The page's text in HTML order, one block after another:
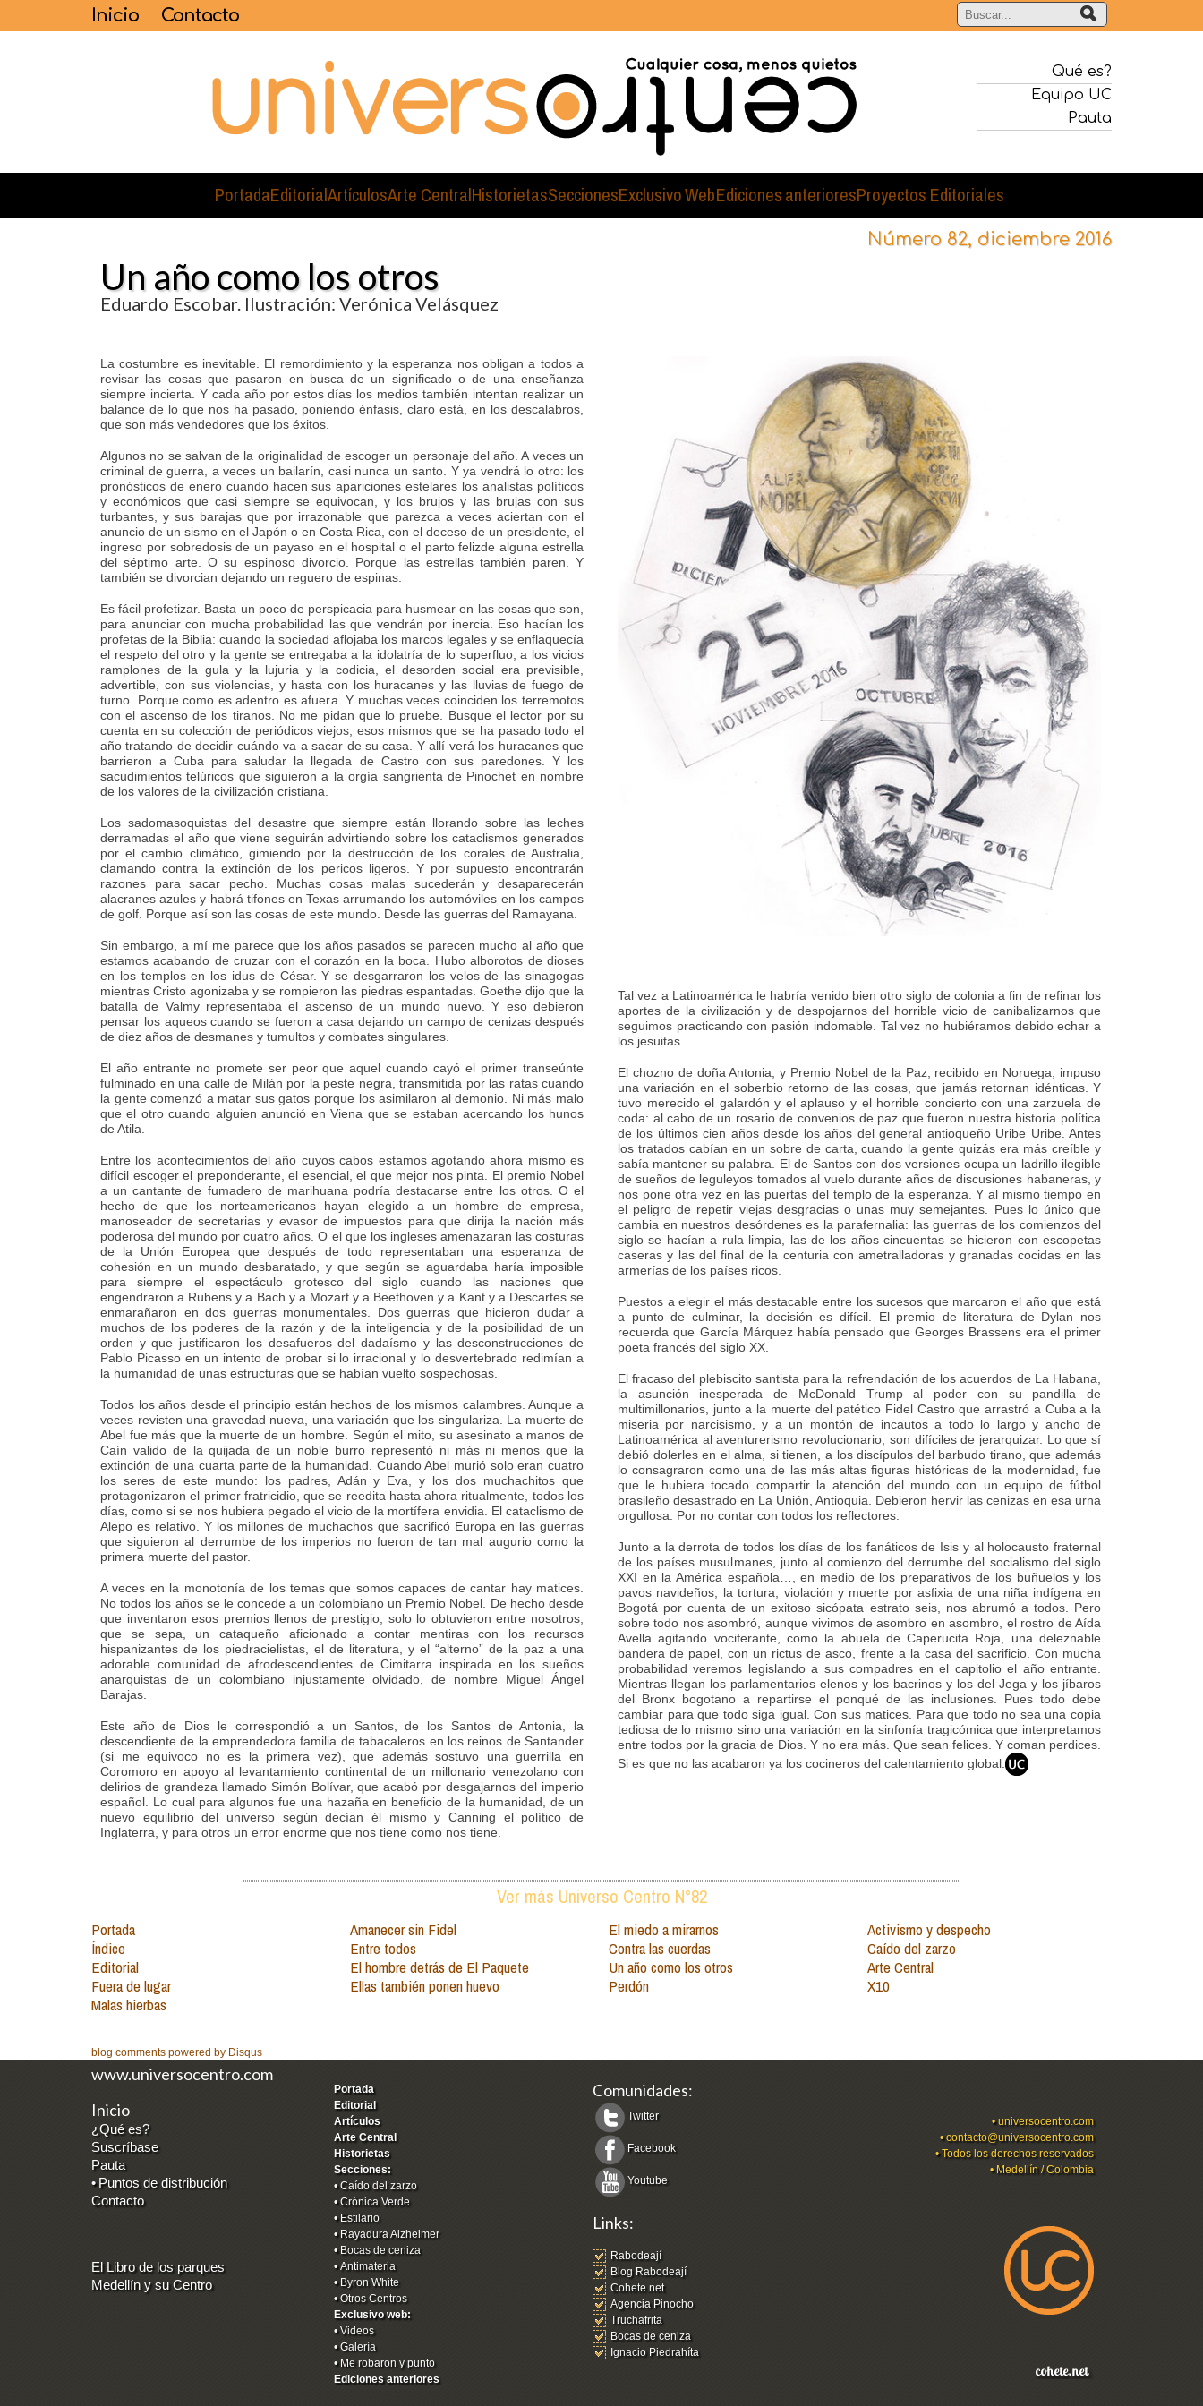
Inicio Contacto
Qué es?
Equipo UC
Pauta
PortadaEditorialArtículosArte CentralHistorietasSeccionesExclusivo WebEdiciones anterioresProyectos Editoriales
Número 82, diciembre 2016
Un año como los otros
Eduardo Escobar. Ilustración: Verónica Velásquez
La costumbre es inevitable. El remordimiento y la esperanza nos obligan a todos a
revisar las cosas que pasaron en busca de un significado o de una enseñanza
siempre incierta. Y cada año por estos días los medios también intentan realizar un
balance de lo que nos ha pasado, poniendo énfasis, claro está, en los descalabros,
que son más vendedores que los éxitos.
Algunos no se salvan de la originalidad de escoger un personaje del año. A veces un
criminal de guerra, a veces un bailarín, casi nunca un santo. Y ya vendrá lo otro: los
pronósticos de enero cuando hacen sus apariciones estelares los analistas políticos
y económicos que casi siempre se equivocan, y los brujos y las brujas con sus
turbantes, y sus barajas que por irrazonable que parezca a veces aciertan con el
anuncio de un sismo en el Japón o en Costa Rica, con el deceso de un presidente, el
ingreso por sobredosis de un payaso en el hospital o el parto felizde alguna estrella
del séptimo arte. O su espinoso divorcio. Porque las estrellas también paren. Y
también se divorcian dejando un reguero de espinas.
Es fácil profetizar. Basta un poco de perspicacia para husmear en las cosas que son,
para anunciar con mucha probabilidad las que vendrán por inercia. Eso hacían los
profetas de la Biblia: cuando la sociedad aflojaba los marcos legales y se enflaquecía
el respeto del otro y la gente se entregaba a la idolatría de lo superfluo, a los vicios
ramplones de la gula y la lujuria y la codicia, el desorden social era previsible,
advertible, con sus violencias, y hasta con los huracanes y las lluvias de fuego de
turno. Porque como es adentro es afuera. Y muchas veces coinciden los terremotos
con el ascenso de los tiranos. No me pidan que lo pruebe. Busque el lector por su
cuenta en su colección de periódicos viejos, esos mismos que se ha pasado todo el
año tratando de decidir cuándo va a sacar de su casa. Y allí verá los huracanes que
barrieron a Cuba para saludar la llegada de Castro con sus paredones. Y los
sacudimientos telúricos que siguieron a la orgía sangrienta de Pinochet en nombre
de los valores de la civilización cristiana.
Los sadomasoquistas del desastre que siempre están llorando sobre las leches
derramadas el año que viene seguirán advirtiendo sobre los cataclismos generados
por el cambio climático, gimiendo por la destrucción de los corales de Australia,
clamando contra la extinción de los pericos ligeros. Y por supuesto encontrarán
razones para sacar pecho. Muchas cosas malas sucederán y desaparecerán
alacranes azules y habrá tifones en Texas arrumando los automóviles en los campos
de golf. Porque así son las cosas de este mundo. Desde las guerras del Ramayana.
Sin embargo, a mí me parece que los años pasados se parecen mucho al año que
estamos acabando de cruzar con el corazón en la boca. Hubo alborotos de dioses
en los templos en los idus de César. Y se desgarraron los velos de las sinagogas
mientras Cristo agonizaba y se rompieron las piedras espantadas. Goethe dijo que la
batalla de Valmy representaba el ascenso de un mundo nuevo. Y eso debieron
pensar los aqueos cuando se fueron a casa dejando un campo de cenizas después
de diez años de desmanes y tumultos y combates singulares.
El año entrante no promete ser peor que aquel cuando cayó el primer transeúnte
fulminado en una calle de Milán por la peste negra, transmitida por las ratas cuando
la gente comenzó a matar sus gatos porque los asimilaron al demonio. Ni más malo
que el otro cuando alguien anunció en Viena que se estaban acercando los hunos
de Atila.
Entre los acontecimientos del año cuyos cabos estamos agotando ahora mismo es
difícil escoger el preponderante, el esencial, el que mejor nos pinta. El premio Nobel
a un cantante de fumadero de marihuana podría destacarse entre los otros. O el
hecho de que los norteamericanos hayan elegido a un hombre de empresa,
manoseador de secretarias y evasor de impuestos para que dirija la nación más
poderosa del mundo por cuatro años. O el que los ingleses amenazaran las costuras
de la Unión Europea que después de todo representaban una esperanza de
cohesión en un mundo desbaratado, y que según se aguardaba haría imposible
para siempre el espectáculo grotesco del siglo cuando las naciones que
engendraron a Rubens y a Bach y a Mozart y a Beethoven y a Kant y a Descartes se
enmarañaron en dos guerras monumentales. Dos guerras que hicieron dudar a
muchos de los poderes de la razón y de la inteligencia y de la posibilidad de un
orden y que justificaron los desafueros del dadaísmo y las desconstrucciones de
Pablo Picasso en un intento de probar si lo irracional y lo desvertebrado redimían a
la humanidad de unas estructuras que se habían vuelto sospechosas.
Todos los años desde el principio están hechos de los mismos calambres. Aunque a
veces revisten una gravedad nueva, una variación que los singulariza. La muerte de
Abel fue más que la muerte de un hombre. Según el mito, su asesinato a manos de
Caín valido de la quijada de un noble burro representó ni más ni menos que la
extinción de una cuarta parte de la humanidad. Cuando Abel murió solo eran cuatro
los seres de este mundo: los padres, Adán y Eva, y los dos muchachitos que
protagonizaron el primer fratricidio, que se reedita hasta ahora ritualmente, todos los
días, como si se nos hubiera pegado el vicio de la mortífera envidia. El cataclismo de
Alepo es relativo. Y los millones de muchachos que sacrificó Europa en las guerras
que siguieron al derrumbe de los imperios no fueron de tan mal augurio como la
primera muerte del pastor.
A veces en la monotonía de los temas que somos capaces de cantar hay matices.
No todos los años se le concede a un colombiano un Premio Nobel. De hecho desde
que inventaron esos premios llenos de prestigio, solo lo obtuvieron entre nosotros,
que se sepa, un cataqueño aficionado a contar mentiras con los recursos
hispanizantes de los piedracielistas, el de literatura, y el “alterno” de la paz a una
adorable comunidad de afrodescendientes de Cimitarra inspirada en los sueños
anarquistas de un colombiano injustamente olvidado, de nombre Miguel Ángel
Barajas.
Este año de Dios le correspondió a un Santos, de los Santos de Antonia, la
descendiente de la emprendedora familia de tabacaleros en los reinos de Santander
(si me equivoco no es la primera vez), que además sostuvo una guerrilla en
Coromoro en apoyo al levantamiento continental de un millonario venezolano con
delirios de grandeza llamado Simón Bolívar, que acabó por desgajarnos del imperio
español. Lo cual para algunos fue una hazaña en beneficio de la humanidad, de un
nuevo equilibrio del universo según decían él mismo y Canning el político de
Inglaterra, y para otros un error enorme que nos tiene como nos tiene.
Tal vez a Latinoamérica le habría venido bien otro siglo de colonia a fin de refinar los
aportes de la civilización y de despojarnos del horrible vicio de canibalizarnos que
seguimos practicando con pasión indomable. Tal vez no hubiéramos debido echar a
los jesuitas.
El chozno de doña Antonia, y Premio Nobel de la Paz, recibido en Noruega, impuso
una variación en el soberbio retorno de las cosas, que jamás retornan idénticas. Y
tuvo merecido el galardón y el aplauso y el horrible concierto con una zarzuela de
coda: al cabo de un rosario de convenios de paz que fueron nuestra historia política
de los últimos cien años desde los años del general antioqueño Uribe Uribe. Antes
los tratados cabían en un sobre de carta, cuando la gente quizás era más creíble y
sabía mantener su palabra. El de Santos con dos versiones ocupa un ladrillo ilegible
de sueños de leguleyos tomados al vuelo durante años de discusiones habaneras, y
nos pone otra vez en las puertas del templo de la esperanza. Y al mismo tiempo en
el peligro de repetir viejas desgracias o unas muy semejantes. Pues lo único que
cambia en nuestros desórdenes es la parafernalia: las guerras de los comienzos del
siglo se hacían a rula limpia, las de los años cincuentas se hicieron con escopetas
caseras y las del final de la centuria con ametralladoras y granadas cocidas en las
armerías de los países ricos.
Puestos a elegir el más destacable entre los sucesos que marcaron el año que está
a punto de culminar, la decisión es difícil. El premio de literatura de Dylan nos
recuerda que García Márquez había pensado que Georges Brassens era el primer
poeta francés del siglo XX.
El fracaso del plebiscito santista para la refrendación de los acuerdos de La Habana,
la asunción inesperada de McDonald Trump al poder con su pandilla de
multimillonarios, junto a la muerte del patético Fidel Castro que arrastró a Cuba a la
miseria por narcisismo, y a un montón de incautos a todo lo largo y ancho de
Latinoamérica al aventurerismo revolucionario, son difíciles de jerarquizar. Lo que sí
debió dolerles en el alma, si tienen, a los discípulos del barbudo tirano, que además
lo consagraron como una de las más altas figuras históricas de la modernidad, fue
que le hubiera tocado compartir la atención del mundo con un equipo de fútbol
brasileño desastrado en La Unión, Antioquia. Debieron hervir las cenizas en esa urna
orgullosa. Por no contar con todos los reflectores.
Junto a la derrota de todos los días de los fanáticos de Isis y al holocausto fraternal
de los países musulmanes, junto al comienzo del derrumbe del socialismo del siglo
XXI en la América española…, en medio de los preparativos de los buñuelos y los
pavos navideños, la tortura, violación y muerte por asfixia de una niña indígena en
Bogotá por cuenta de un exitoso sicópata estrato seis, nos abrumó a todos. Pero
sobre todo nos asombró, aunque vivimos de asombro en asombro, el rostro de Aída
Avella agitando vociferante, como la abuela de Caperucita Roja, una deleznable
bandera de papel, con un rictus de asco, frente a la casa del sacrificio. Con mucha
probabilidad veremos legislando a sus compadres en el capitolio el año entrante.
Mientras llegan los parlamentarios elenos y los bacrinos y los del Jega y los jíbaros
del Bronx bogotano a repartirse el ponqué de las inclusiones. Pues todo debe
cambiar para que todo siga igual. Con sus matices. Para que todo no sea una copia
tediosa de lo mismo sino una variación en la sinfonía tragicómica que interpretamos
entre todos por la gracia de Dios. Y no era más. Que sean felices. Y coman perdices.
Si es que no las acabaron ya los cocineros del calentamiento global.
Ver más Universo Centro N°82
Portada
Índice
Editorial
Fuera de lugar
Malas hierbas
Amanecer sin Fidel
Entre todos
El hombre detrás de El Paquete
Ellas también ponen huevo
El miedo a mirarnos
Contra las cuerdas
Un año como los otros
Perdón
Activismo y despecho
Caído del zarzo
Arte Central
X10
blog comments powered by Disqus
www.universocentro.com
Inicio
¿Qué es?
Suscríbase
Pauta
• Puntos de distribución
Contacto
El Libro de los parques
Medellín y su Centro
Portada
Editorial
Artículos
Arte Central
Historietas
Secciones:
•Caído del zarzo
•Crónica Verde
• Estilario
• Rayadura Alzheimer
• Bocas de ceniza
•Antimateria
• Byron White
•Otros Centros
Exclusivo web:
•Videos
•Galería
• Me robaron y punto
Ediciones anteriores
Comunidades:
Twitter
Facebook
Youtube
Links:
Rabodeají
Blog Rabodeají
Cohete.net
Agencia Pinocho
Truchafrita
Bocas de ceniza
Ignacio Piedrahíta
•universocentro.com
•contacto@universocentro.com
• Todos los derechos reservados
• Medellín / Colombia